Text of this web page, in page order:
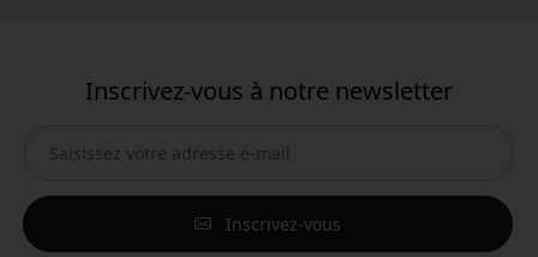
Inscrivez-vous à notre newsletter
Inscrivez-vous